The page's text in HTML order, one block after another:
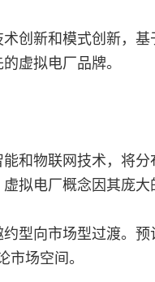
创新和模式创新，
虚拟电厂品牌。
和物联网技术，将
电厂概念因其庞大
型向市场型过渡。
场空间。